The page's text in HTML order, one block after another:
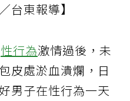
台東報導】
性行為激情過後，未
皮處淤血潰爛，日
男子在性行為一天